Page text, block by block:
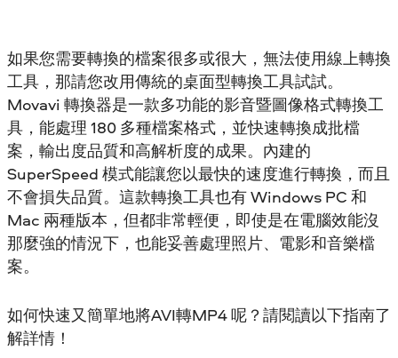
如果您需要轉換的檔案很多或很大，無法使用線上轉換
工具，那請您改用傳統的桌面型轉換工具試試。
Movavi 轉換器是一款多功能的影音暨圖像格式轉換工
具，能處理 180 多種檔案格式，並快速轉換成批檔
案，輸出度品質和高解析度的成果。內建的
SuperSpeed 模式能讓您以最快的速度進行轉換，而且
不會損失品質。這款轉換工具也有 Windows PC 和
Mac 兩種版本，但都非常輕便，即使是在電腦效能沒
那麼強的情況下，也能妥善處理照片、電影和音樂檔
案。
如何快速又簡單地將AVI轉MP4 呢？請閱讀以下指南了
解詳情！